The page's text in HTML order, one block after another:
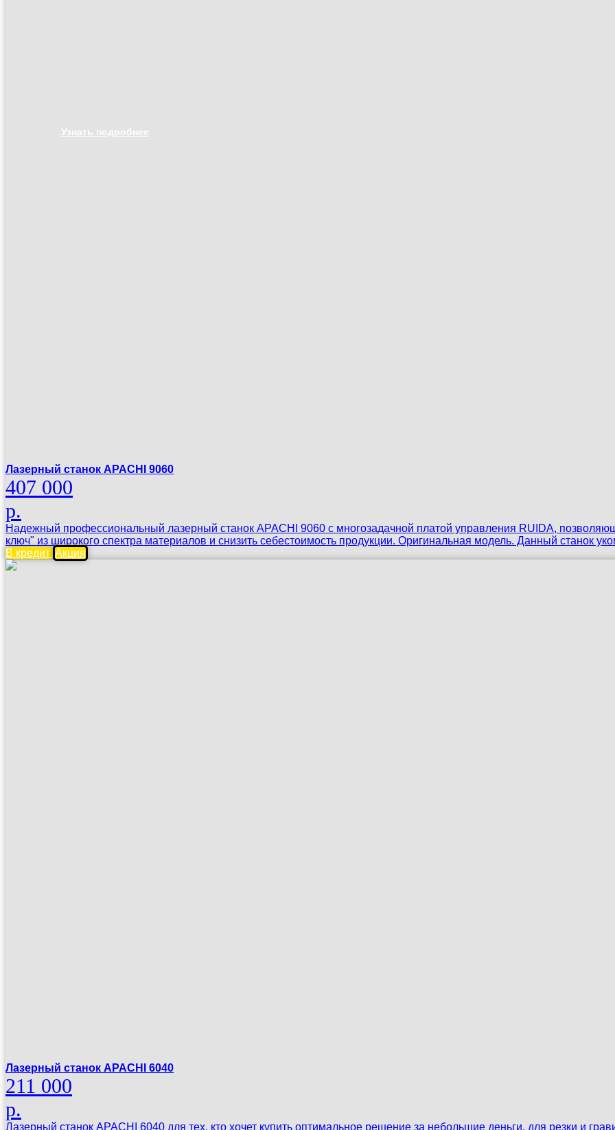
Узнать подробнее
Лазерный станок APACHI 9060
407 000
р.
Надежный профессиональный лазерный станок APACHI 9060 с многозадачной платой управления RUIDA,
ключ" из широкого спектра материалов и снизить себестоимость продукции. Оригинальная модель. Данный станок
В кредит Акция
Лазерный станок APACHI 6040
211 000
р.
Лазерный станок APACHI 6040 для тех, кто хочет купить оптимальное решение за небольшие деньги, для резки и